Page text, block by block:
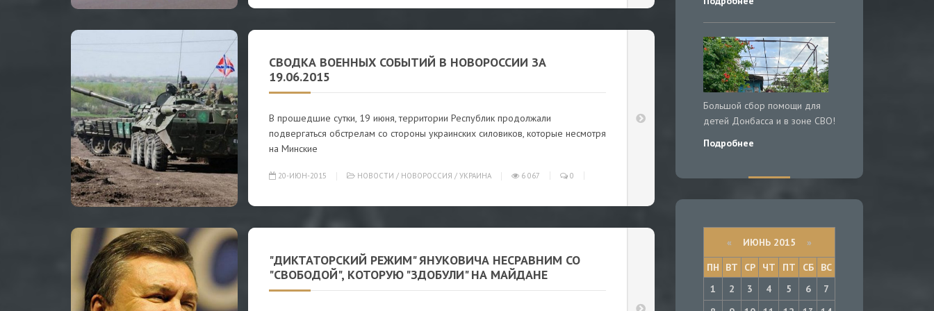
СВОДКА ВОЕННЫХ СОБЫТИЙ В НОВОРОССИИ ЗА
19.06.2015
В прошедшие сутки, 19 июня, территории Республик продолжали
подвергаться обстрелам со стороны украинских силовиков, которые несмотря
на Минские
20-ИЮН-2015 НОВОСТИ / НОВОРОССИЯ / УКРАИНА 6 067 0
"ДИКТАТОРСКИЙ РЕЖИМ" ЯНУКОВИЧА НЕСРАВНИМ СО
"СВОБОДОЙ", КОТОРУЮ "ЗДОБУЛИ" НА МАЙДАНЕ
Большой сбор помощи для
детей Донбасса и в зоне СВО!
Подробнее
« ИЮНЬ 2015 »
ПН
ВТ СР ЧТ ПТ СБ
ВС
1
2 3 4 5 6
7